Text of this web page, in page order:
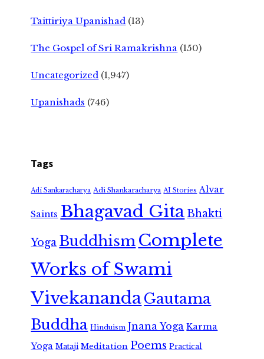
Taittiriya Upanishad (13)
The Gospel of Sri Ramakrishna (150)
Uncategorized (1,947)
Upanishads (746)
Tags
Adi Sankaracharya Adi Shankaracharya AI Stories Alvar
Saints Bhagavad GitaBhakti
Yoga Buddhism Complete
Works of Swami
VivekanandaGautama
Buddha Hinduism Jnana Yoga Karma
Yoga Mataji Meditation Poems Practical